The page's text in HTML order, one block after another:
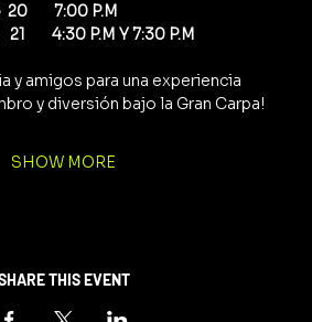
20        7:00 P.M
4:30 P.M Y 7:30 P.M
y amigos para una experiencia
y diversión bajo la Gran Carpa!
SHOW MORE
THIS EVENT